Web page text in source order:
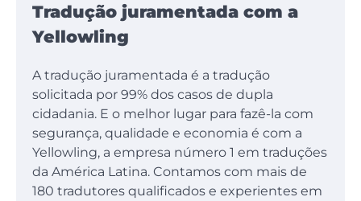
Tradução juramentada com a
Yellowling
A tradução juramentada é a tradução
solicitada por 99% dos casos de dupla
cidadania. E o melhor lugar para fazê-la com
segurança, qualidade e economia é com a
Yellowling, a empresa número 1 em traduções
da América Latina. Contamos com mais de
180 tradutores qualificados e experientes em